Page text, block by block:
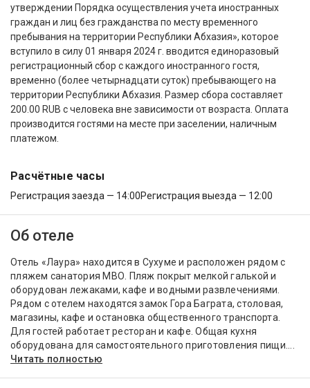
утверждении Порядка осуществления учета иностранных
граждан и лиц без гражданства по месту временного
пребывания на территории Республики Абхазия», которое
вступило в силу 01 января 2024 г. вводится единоразовый
регистрационный сбор с каждого иностранного гостя,
временно (более четырнадцати суток) пребывающего на
территории Республики Абхазия. Размер сбора составляет
200.00 RUB с человека вне зависимости от возраста. Оплата
производится гостями на месте при заселении, наличным
платежом.
Расчётные часы
Регистрация заезда — 14:00Регистрация выезда — 12:00
Об отеле
Отель «Лаура» находится в Сухуме и расположен рядом с
пляжем санатория МВО. Пляж покрыт мелкой галькой и
оборудован лежаками, кафе и водными развлечениями.
Рядом с отелем находятся замок Гора Баграта, столовая,
магазины, кафе и остановка общественного транспорта.
Для гостей работает ресторан и кафе. Общая кухня
оборудована для самостоятельного приготовления пищи....
Читать полностью